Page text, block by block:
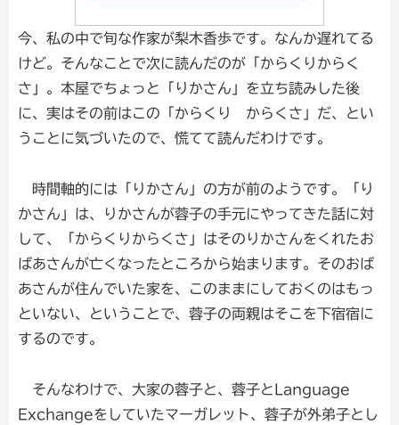
今、私の中で旬な作家が梨木香歩です。なんか遅れてる
けど。そんなことで次に読んだのが「からくりからく
さ」。本屋でちょっと「りかさん」を立ち読みした後
に、実はその前はこの「からくり からくさ」だ、とい
うことに気づいたので、慌てて読んだわけです。
時間軸的には「りかさん」の方が前のようです。「り
かさん」は、りかさんが蓉子の手元にやってきた話に対
して、「からくりからくさ」はそのりかさんをくれたお
ばあさんが亡くなったところから始まります。そのおば
あさんが住んでいた家を、このままにしておくのはもっ
といない、ということで、蓉子の両親はそこを下宿宿に
するのです。
そんなわけで、大家の蓉子と、蓉子とLanguage
Exchangeをしていたマーガレット、蓉子が外弟子とし